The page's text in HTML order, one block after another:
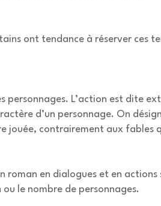
ont tendance à réserver ces
L’action est dite
d’un personnage. On
contrairement aux fables
en dialogues et en
le nombre de personnages.